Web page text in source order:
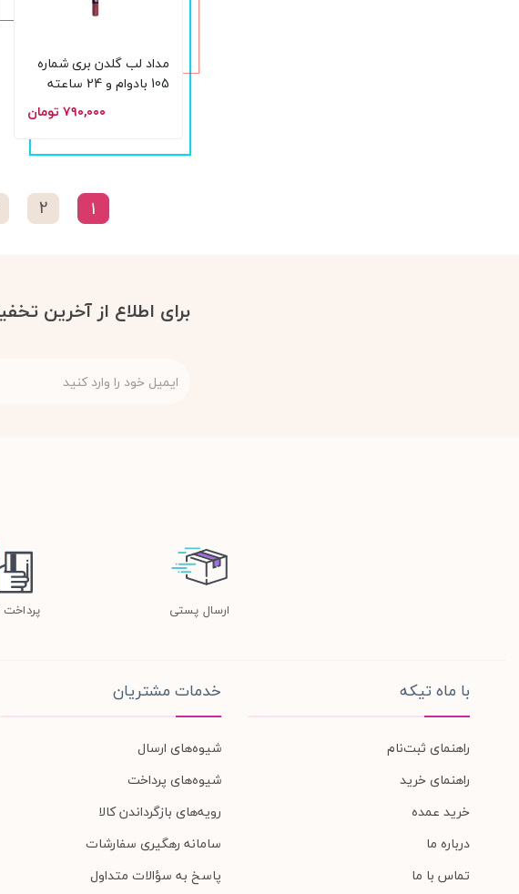
مداد لب گلدن بری شماره
105 بادوام و 24 ساعته
۷۹۰,۰۰۰ تومان
1
2
برای اطلاع از آخرین
ارسال پستی پرداخت
با ماه تیکه
راهنمای ثبت‌نام
راهنمای خرید
خرید عمده
درباره ما
تماس با ما
خدمات مشتریان
شیوه‌های ارسال
شیوه‌های پرداخت
رویه‌های بازگرداندن کالا
سامانه رهگیری سفارشات
پاسخ به سؤالات متداول